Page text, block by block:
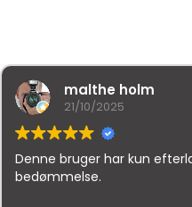
malthe holm
21/10/2025
Denne bruger har kun
bedømmelse.